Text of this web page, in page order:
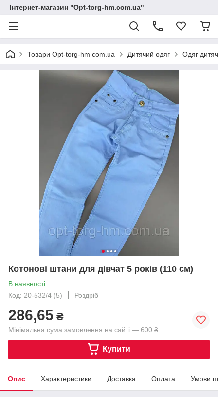
Інтернет-магазин "Opt-torg-hm.com.ua"
Товари Opt-torg-hm.com.ua Дитячий одяг Одяг
Котонові штани для дівчат 5 років (110 см)
В наявності
Код: 20-532/4 (5)
Роздріб
286,65 ₴
Мінімальна сума замовлення на сайті — 600 ₴
Купити
Опис Характеристики Доставка Оплата Умови